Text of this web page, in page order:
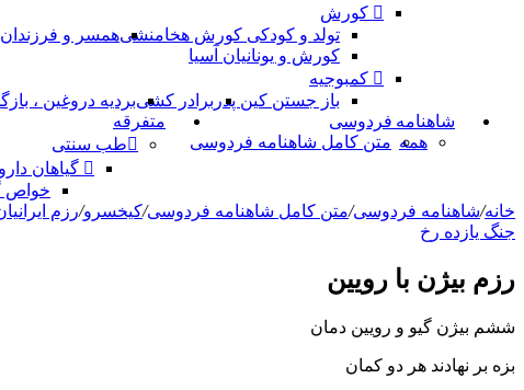
کورش
تولد و کودکی کورش هخامنشیهمسر و
کورش و یونانیان آسیا
کمبوجیه
باز جستن کین پدر برادر کشیبردیه دروغین ،
شاهنامه فردوسی
همه متن کامل شاهنامه فردوسی
متفرقه
طب سنتی
گیاهان
خواص
خانه/شاهنامه فردوسی/متن کامل شاهنامه فردوسی/کیخسرو/رزم
جنگ يازده رخ
رزم بیژن با رویین
ششم بیژن گیو و رویین دمان
بزه بر نهادند هر دو کمان‏